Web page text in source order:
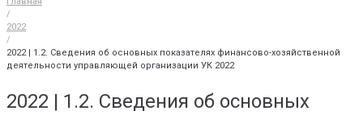
/
2022
/
2022 | 1.2. Сведения об основных показателях финансово-хозяйственной
деятельности управляющей организации УК 2022
2022 | 1.2. Сведения об основных